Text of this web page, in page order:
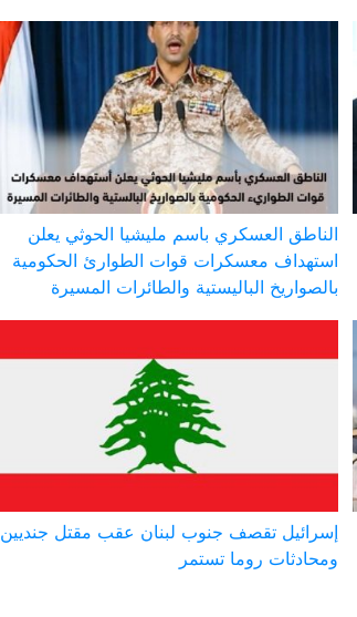
الناطق العسكري باسم مليشيا الحوثي يعلن
استهداف معسكرات قوات الطوارئ الحكومية
بالصواريخ الباليستية والطائرات المسيرة
إسرائيل تقصف جنوب لبنان عقب مقتل جنديين
ومحادثات روما تستمر